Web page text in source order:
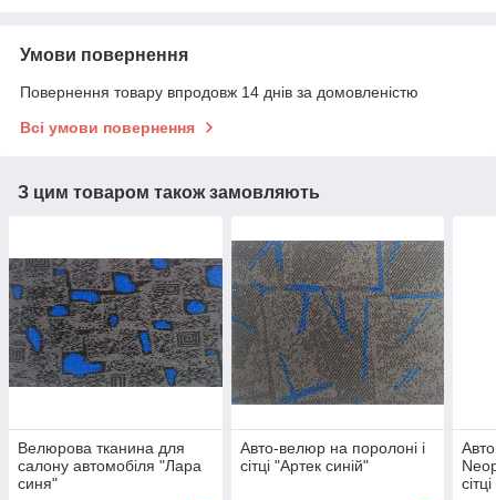
Умови повернення
Повернення товару впродовж 14 днів за домовленістю
Всі умови повернення
З цим товаром також замовляють
Велюрова тканина для
салону автомобіля "Лара
синя"
Авто-велюр на поролоні і
сітці "Артек синій"